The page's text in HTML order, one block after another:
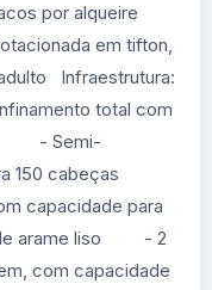
por alqueire
em tifton,
Infraestrutura:
total com
- Semi-
150 cabeças
capacidade para
arame liso - 2
com capacidade